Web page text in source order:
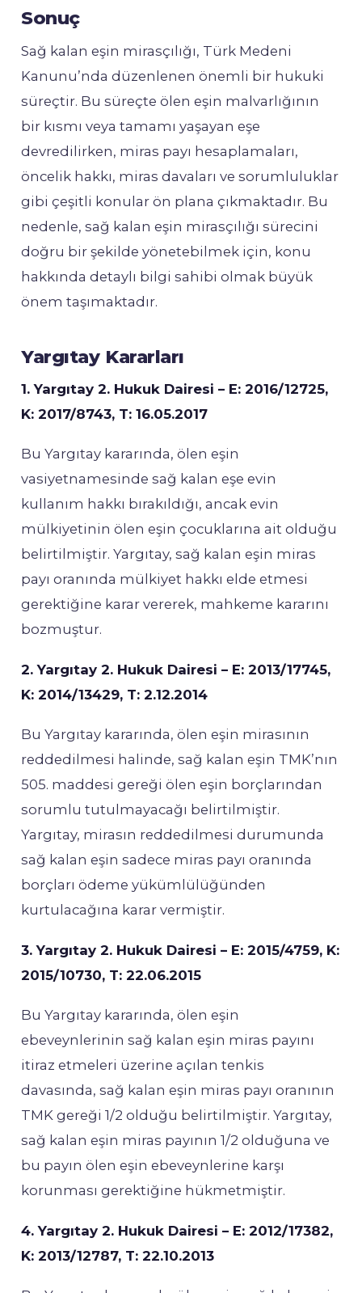
Sonuç
Sağ kalan eşin mirasçılığı, Türk Medeni
Kanunu’nda düzenlenen önemli bir hukuki
süreçtir. Bu süreçte ölen eşin malvarlığının
bir kısmı veya tamamı yaşayan eşe
devredilirken, miras payı hesaplamaları,
öncelik hakkı, miras davaları ve sorumluluklar
gibi çeşitli konular ön plana çıkmaktadır. Bu
nedenle, sağ kalan eşin mirasçılığı sürecini
doğru bir şekilde yönetebilmek için, konu
hakkında detaylı bilgi sahibi olmak büyük
önem taşımaktadır.
Yargıtay Kararları
1. Yargıtay 2. Hukuk Dairesi – E: 2016/12725,
K: 2017/8743, T: 16.05.2017
Bu Yargıtay kararında, ölen eşin
vasiyetnamesinde sağ kalan eşe evin
kullanım hakkı bırakıldığı, ancak evin
mülkiyetinin ölen eşin çocuklarına ait olduğu
belirtilmiştir. Yargıtay, sağ kalan eşin miras
payı oranında mülkiyet hakkı elde etmesi
gerektiğine karar vererek, mahkeme kararını
bozmuştur.
2. Yargıtay 2. Hukuk Dairesi – E: 2013/17745,
K: 2014/13429, T: 2.12.2014
Bu Yargıtay kararında, ölen eşin mirasının
reddedilmesi halinde, sağ kalan eşin TMK’nın
505. maddesi gereği ölen eşin borçlarından
sorumlu tutulmayacağı belirtilmiştir.
Yargıtay, mirasın reddedilmesi durumunda
sağ kalan eşin sadece miras payı oranında
borçları ödeme yükümlülüğünden
kurtulacağına karar vermiştir.
3. Yargıtay 2. Hukuk Dairesi – E: 2015/4759, K:
2015/10730, T: 22.06.2015
Bu Yargıtay kararında, ölen eşin
ebeveynlerinin sağ kalan eşin miras payını
itiraz etmeleri üzerine açılan tenkis
davasında, sağ kalan eşin miras payı oranının
TMK gereği 1/2 olduğu belirtilmiştir. Yargıtay,
sağ kalan eşin miras payının 1/2 olduğuna ve
bu payın ölen eşin ebeveynlerine karşı
korunması gerektiğine hükmetmiştir.
4. Yargıtay 2. Hukuk Dairesi – E: 2012/17382,
K: 2013/12787, T: 22.10.2013